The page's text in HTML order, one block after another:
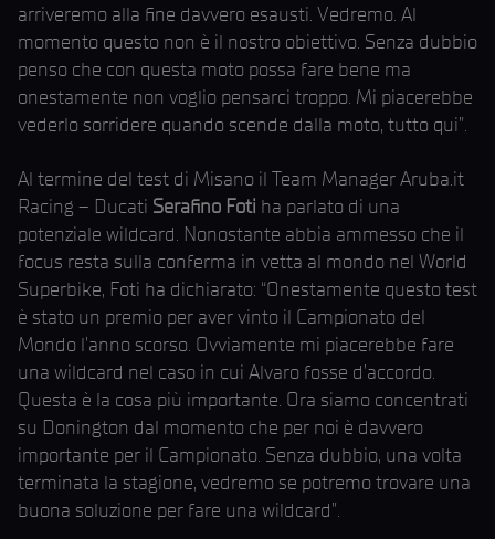
arriveremo alla fine davvero esausti. Vedremo. Al
momento questo non è il nostro obiettivo. Senza dubbio
penso che con questa moto possa fare bene ma
onestamente non voglio pensarci troppo. Mi piacerebbe
vederlo sorridere quando scende dalla moto, tutto qui”.
Al termine del test di Misano il Team Manager Aruba.it
Racing – Ducati Serafino Foti ha parlato di una
potenziale wildcard. Nonostante abbia ammesso che il
focus resta sulla conferma in vetta al mondo nel World
Superbike, Foti ha dichiarato: “Onestamente questo test
è stato un premio per aver vinto il Campionato del
Mondo l’anno scorso. Ovviamente mi piacerebbe fare
una wildcard nel caso in cui Alvaro fosse d’accordo.
Questa è la cosa più importante. Ora siamo concentrati
su Donington dal momento che per noi è davvero
importante per il Campionato. Senza dubbio, una volta
terminata la stagione, vedremo se potremo trovare una
buona soluzione per fare una wildcard”.